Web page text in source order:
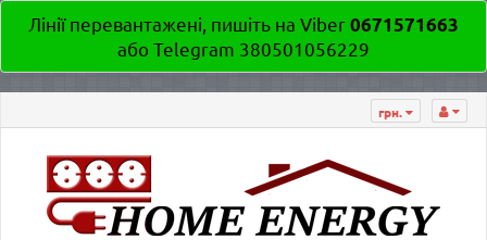
Лінії перевантажені, пишіть на Viber0671571663
або Telegram 380501056229
грн.